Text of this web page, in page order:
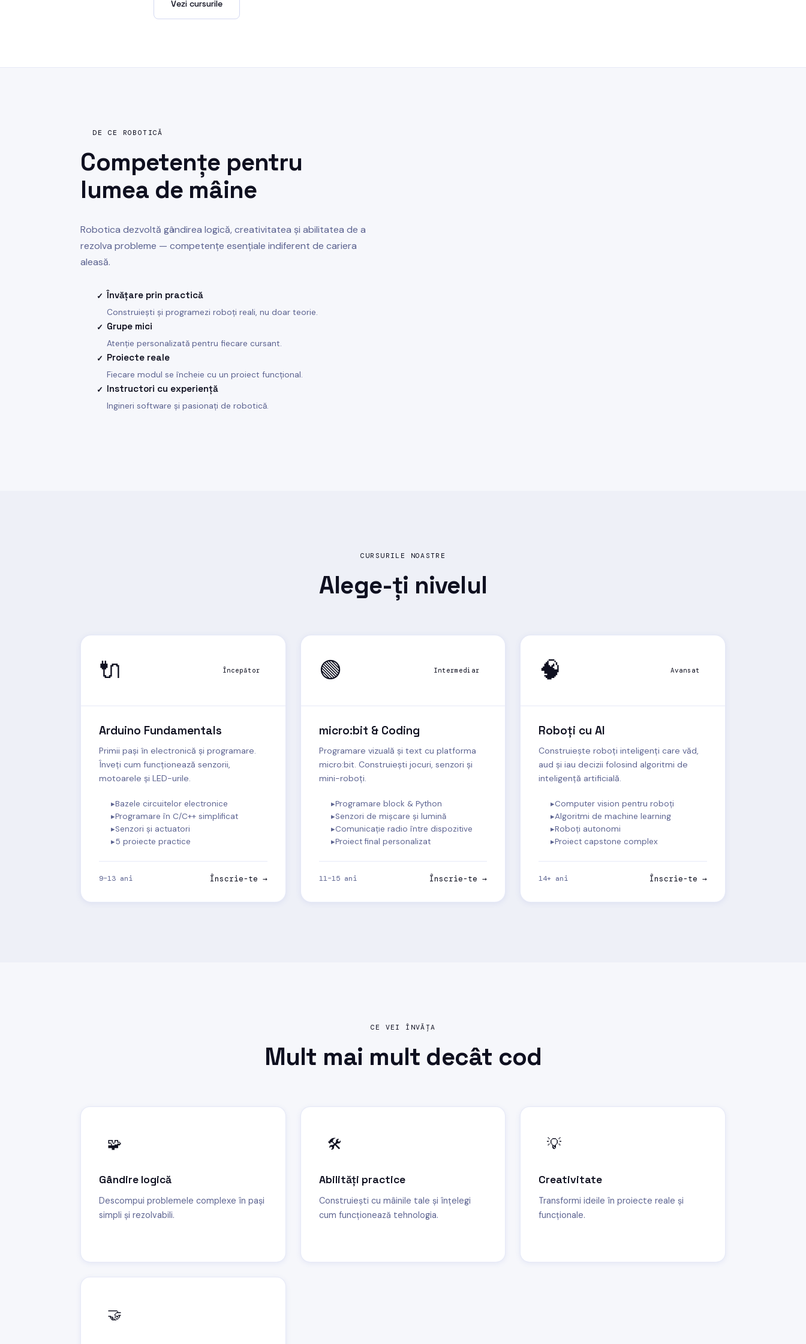
Vezi cursurile
DE CE ROBOTICĂ
Competențe pentru
lumea de mâine
Robotica dezvoltă gândirea logică, creativitatea și abilitatea de a
rezolva probleme — competențe esențiale indiferent de cariera
aleasă.
✓ Învățare prin practică
Construiești și programezi roboți reali, nu doar teorie.
✓ Grupe mici
Atenție personalizată pentru fiecare cursant.
✓ Proiecte reale
Fiecare modul se încheie cu un proiect funcțional.
✓ Instructori cu experiență
Ingineri software și pasionați de robotică.
CURSURILE NOASTRE
Alege-ți nivelul
🔌 Începător
Arduino Fundamentals
Primii pași în electronică și programare.
Înveți cum funcționează senzorii,
motoarele și LED-urile.
Bazele circuitelor electronice
Programare în C/C++ simplificat
Senzori și actuatori
5 proiecte practice
9–13 ani Înscrie-te →
🟢 Intermediar
micro:bit & Coding
Programare vizuală și text cu platforma
micro:bit. Construiești jocuri, senzori și
mini-roboți.
Programare block & Python
Senzori de mișcare și lumină
Comunicație radio între dispozitive
Proiect final personalizat
11–15 ani Înscrie-te →
🧠 Avansat
Roboți cu AI
Construiește roboți inteligenți care văd,
aud și iau decizii folosind algoritmi de
inteligență artificială.
Computer vision pentru roboți
Algoritmi de machine learning
Roboți autonomi
Proiect capstone complex
14+ ani Înscrie-te →
CE VEI ÎNVĂȚA
Mult mai mult decât cod
🧩
Gândire logică
Descompui problemele complexe în pași
simpli și rezolvabili.
🛠️
Abilități practice
Construiești cu mâinile tale și înțelegi
cum funcționează tehnologia.
💡
Creativitate
Transformi ideile în proiecte reale și
funcționale.
🤝